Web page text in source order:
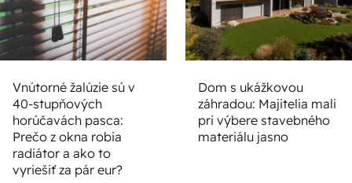
Vnútorné žalúzie sú v
40-stupňových
horúčavách pasca:
Prečo z okna robia
radiátor a ako to
vyriešiť za pár eur?
Dom s ukážkovou
záhradou: Majitelia mali
pri výbere stavebného
materiálu jasno